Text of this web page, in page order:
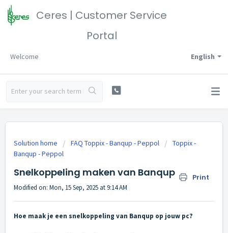
Ceres | Customer Service
Portal
English
Welcome
Solution home FAQ Toppix - Banqup - Peppol
Toppix -
Banqup - Peppol
Snelkoppeling maken van Banqup Print
Modified on: Mon, 15 Sep, 2025 at 9:14 AM
Hoe maak je een snelkoppeling van Banqup op jouw pc?